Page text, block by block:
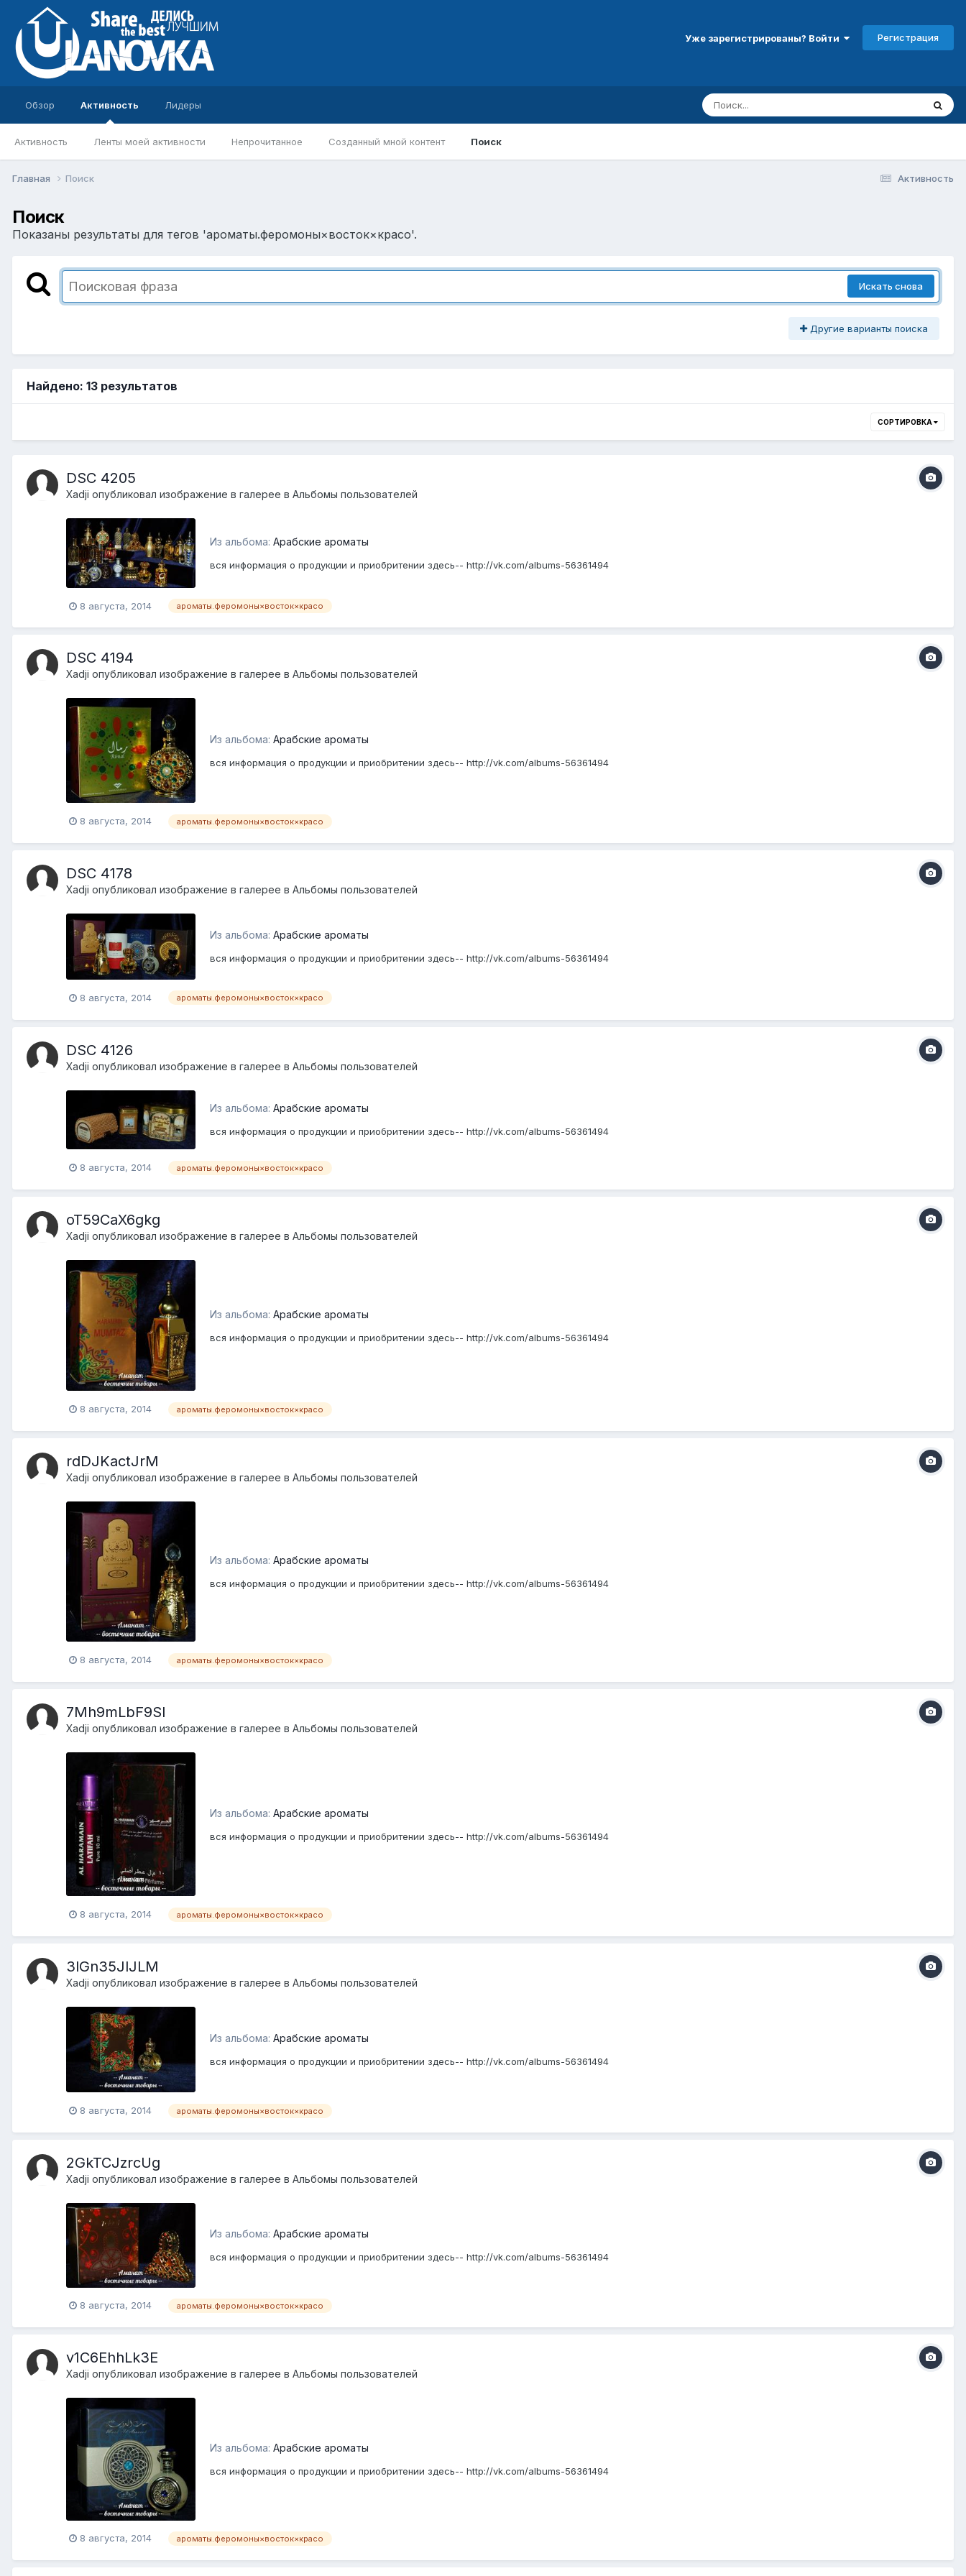
Уже зарегистрированы? Войти Регистрация
Обзор Активность
Активность Ленты моей активности Непрочитанное Созданный мной контент Поиск
Лидеры
Активность
Главная Поиск
Поиск
Показаны результаты для тегов 'ароматы.феромоны×восток×красо'.
Искать снова
Другие варианты поиска
Найдено: 13 результатов
СОРТИРОВКА
DSC 4205
Xadji опубликовал изображение в галерее в Альбомы пользователей
Из альбома: Арабские ароматы
вся информация о продукции и приобритении здесь-- http://vk.com/albums-56361494
8 августа, 2014 ароматы.феромоны×восток×красо
DSC 4194
Xadji опубликовал изображение в галерее в Альбомы пользователей
Из альбома: Арабские ароматы
вся информация о продукции и приобритении здесь-- http://vk.com/albums-56361494
8 августа, 2014 ароматы.феромоны×восток×красо
DSC 4178
Xadji опубликовал изображение в галерее в Альбомы пользователей
Из альбома: Арабские ароматы
вся информация о продукции и приобритении здесь-- http://vk.com/albums-56361494
8 августа, 2014 ароматы.феромоны×восток×красо
DSC 4126
Xadji опубликовал изображение в галерее в Альбомы пользователей
Из альбома: Арабские ароматы
вся информация о продукции и приобритении здесь-- http://vk.com/albums-56361494
8 августа, 2014 ароматы.феромоны×восток×красо
oT59CaX6gkg
Xadji опубликовал изображение в галерее в Альбомы пользователей
Из альбома: Арабские ароматы
вся информация о продукции и приобритении здесь-- http://vk.com/albums-56361494
8 августа, 2014 ароматы.феромоны×восток×красо
rdDJKactJrM
Xadji опубликовал изображение в галерее в Альбомы пользователей
Из альбома: Арабские ароматы
вся информация о продукции и приобритении здесь-- http://vk.com/albums-56361494
8 августа, 2014 ароматы.феромоны×восток×красо
7Mh9mLbF9SI
Xadji опубликовал изображение в галерее в Альбомы пользователей
Из альбома: Арабские ароматы
вся информация о продукции и приобритении здесь-- http://vk.com/albums-56361494
8 августа, 2014 ароматы.феромоны×восток×красо
3lGn35JlJLM
Xadji опубликовал изображение в галерее в Альбомы пользователей
Из альбома: Арабские ароматы
вся информация о продукции и приобритении здесь-- http://vk.com/albums-56361494
8 августа, 2014 ароматы.феромоны×восток×красо
2GkTCJzrcUg
Xadji опубликовал изображение в галерее в Альбомы пользователей
Из альбома: Арабские ароматы
вся информация о продукции и приобритении здесь-- http://vk.com/albums-56361494
8 августа, 2014 ароматы.феромоны×восток×красо
v1C6EhhLk3E
Xadji опубликовал изображение в галерее в Альбомы пользователей
Из альбома: Арабские ароматы
вся информация о продукции и приобритении здесь-- http://vk.com/albums-56361494
8 августа, 2014 ароматы.феромоны×восток×красо